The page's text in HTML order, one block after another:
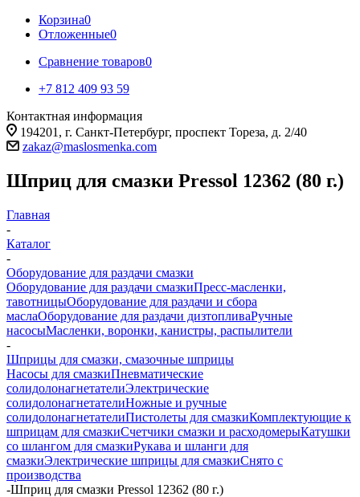
Корзина0
Отложенные0
Сравнение товаров0
+7 812 409 93 59
Контактная информация
194201, г. Санкт-Петербург, проспект Тореза, д. 2/40
zakaz@maslosmenka.com
Шприц для смазки Pressol 12362 (80 г.)
Главная
-
Каталог
-
Оборудование для раздачи смазки
Оборудование для раздачи смазкиПресс-масленки,
тавотницыОборудование для раздачи и сбора
маслаОборудование для раздачи дизтопливаРучные
насосыМасленки, воронки, канистры, распылители
-
Шприцы для смазки, смазочные шприцы
Насосы для смазкиПневматические
солидолонагнетателиЭлектрические
солидолонагнетателиНожные и ручные
солидолонагнетателиПистолеты для смазкиКомплектующие к
шприцам для смазкиСчетчики смазки и расходомерыКатушки
со шлангом для смазкиРукава и шланги для
смазкиЭлектрические шприцы для смазкиСнято с
производства
-Шприц для смазки Pressol 12362 (80 г.)